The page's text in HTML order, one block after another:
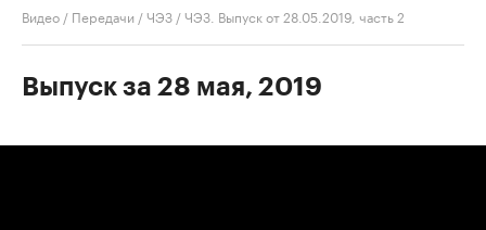
Видео / Передачи /ЧЭЗ /ЧЭЗ. Выпуск от 28.05.2019, часть 2
Выпуск за 28 мая, 2019